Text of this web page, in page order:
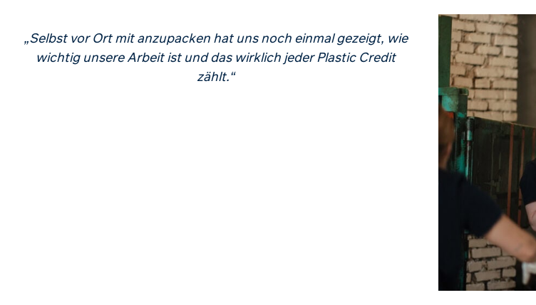
„Selbst vor Ort mit anzupacken hat uns noch einmal gezeigt, wie
wichtig unsere Arbeit ist und das wirklich jeder Plastic Credit
zählt.“